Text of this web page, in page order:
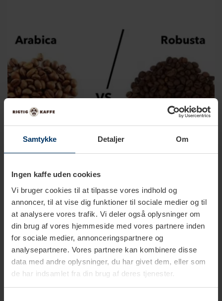
Samtykke Detaljer Om
Ingen kaffe uden cookies
Vi bruger cookies til at tilpasse vores indhold og
annoncer, til at vise dig funktioner til sociale medier og til
at analysere vores trafik. Vi deler også oplysninger om
din brug af vores hjemmeside med vores partnere inden
for sociale medier, annonceringspartnere og
analysepartnere. Vores partnere kan kombinere disse
data med andre oplysninger, du har givet dem, eller som
de har indsamlet fra din brug af deres tjenester.
Arabica VS Robusta
Publicerat: 2026-03-20 12:03:31 | Kategorier:Kaffe kunskap,
Kaffebönor